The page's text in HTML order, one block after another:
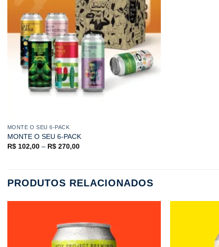
MONTE O SEU 6-PACK
MONTE O SEU 6-PACK
R$102,00– R$270,00
PRODUTOS RELACIONADOS